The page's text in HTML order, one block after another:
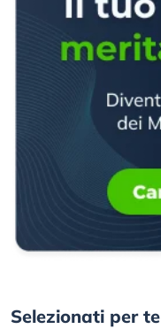
Selezionati per te